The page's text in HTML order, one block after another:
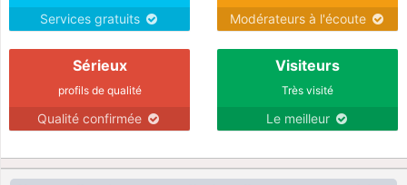
Services gratuits Modérateurs à l'écoute
Sérieux
profils de qualité
Qualité confirmée
Visiteurs
Très visité
Le meilleur